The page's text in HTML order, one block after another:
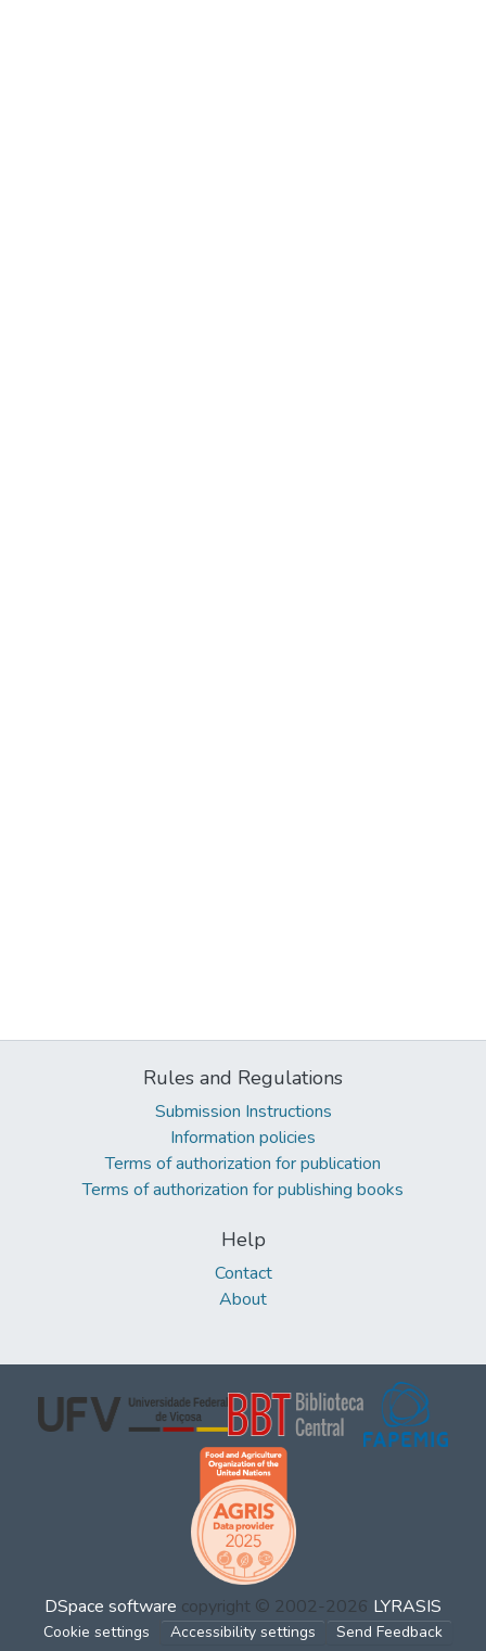
Rules and Regulations
Submission Instructions
Information policies
Terms of authorization for publication
Terms of authorization for publishing books
Help
Contact
About
DSpace software copyright © 2002-2026 LYRASIS
Cookie settings Accessibility settings Send Feedback